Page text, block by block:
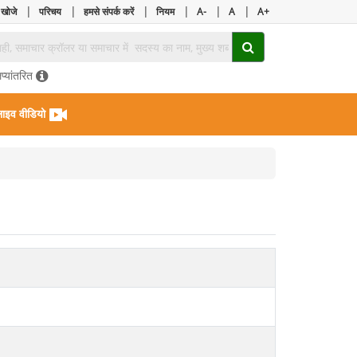
| परिचय | हमसे संपर्क करें | नियम | A- | A | A+
वीडियो